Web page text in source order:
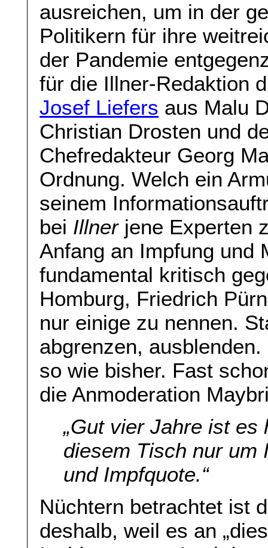
ausreichen, um in der
Politikern für ihre
der Pandemie
für die Illner-Redaktion
Josef Liefers aus Malu
Christian Drosten und
Chefredakteur Georg
Ordnung. Welch ein
seinem
bei Illnerjene Experten
Anfang an Impfung und
fundamental kritisch
Homburg, Friedrich
nur einige zu nennen.
abgrenzen,
so wie bisher. Fast
die Anmoderation
„Gut vier Jahre ist es
diesem Tisch nur um
und Impfquote.“
Nüchtern betrachtet ist
deshalb, weil es an